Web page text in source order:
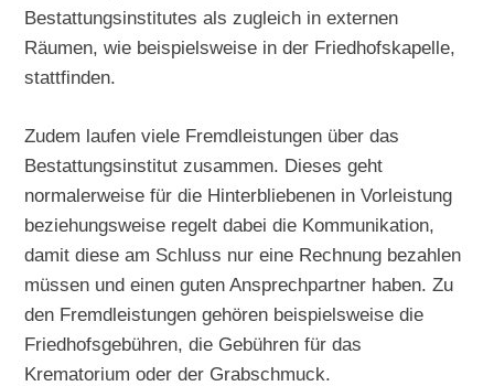
Bestattungsinstitutes als zugleich in externen
Räumen, wie beispielsweise in der Friedhofskapelle,
stattfinden.
Zudem laufen viele Fremdleistungen über das
Bestattungsinstitut zusammen. Dieses geht
normalerweise für die Hinterbliebenen in Vorleistung
beziehungsweise regelt dabei die Kommunikation,
damit diese am Schluss nur eine Rechnung bezahlen
müssen und einen guten Ansprechpartner haben. Zu
den Fremdleistungen gehören beispielsweise die
Friedhofsgebühren, die Gebühren für das
Krematorium oder der Grabschmuck.